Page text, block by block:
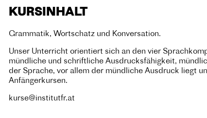
KURSINHALT
Grammatik, Wortschatz und Konversation.
Unser Unterricht orientiert sich an den vier
mündliche und schriftliche Ausdrucksfähigkeit,
der Sprache, vor allem der mündliche Ausdruck liegt
Anfängerkursen.
kurse@institutfr.at